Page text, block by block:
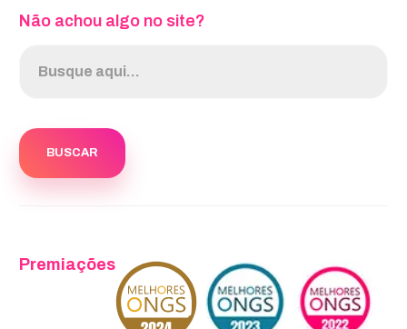
Não achou algo no site?
Premiações